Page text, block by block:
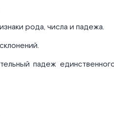
рода, числа и падежа.
падеж